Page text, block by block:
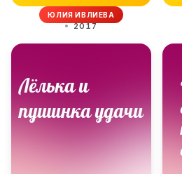
ЮЛИЯ ИВЛИЕВА
2017